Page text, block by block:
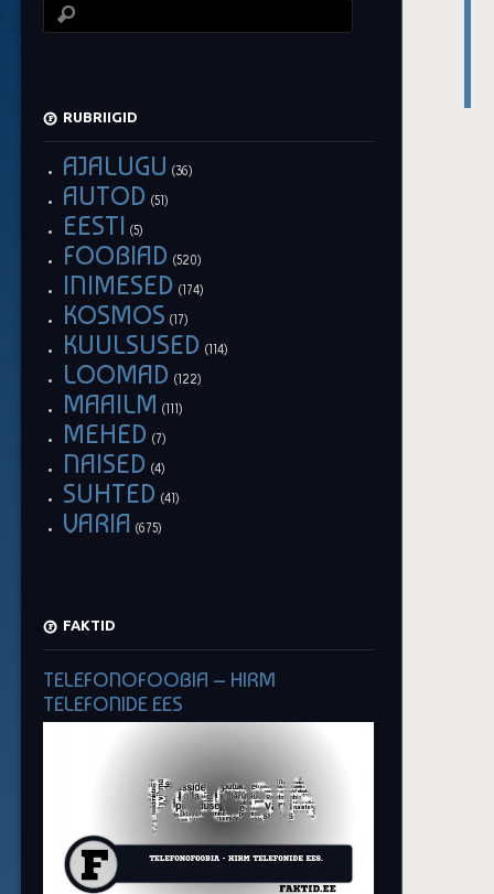
RUBRIIGID
AJALUGU (36)
AUTOD (51)
EESTI (5)
FOOBIAD (520)
INIMESED (174)
KOSMOS (17)
KUULSUSED (114)
LOOMAD (122)
MAAILM (111)
MEHED (7)
NAISED (4)
SUHTED (41)
VARIA (675)
FAKTID
TELEFONOFOOBIA – HIRM
TELEFONIDE EES